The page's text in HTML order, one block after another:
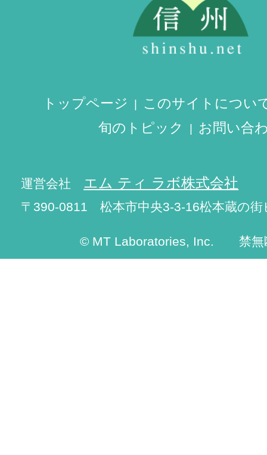
トップページ
このサイトについ
旬のトピック
お問い合
運営会社 エム ティ ラボ株式会社
〒390-0811 松本市中央3-3-16松本蔵の街
© MT Laboratories, Inc. 禁無